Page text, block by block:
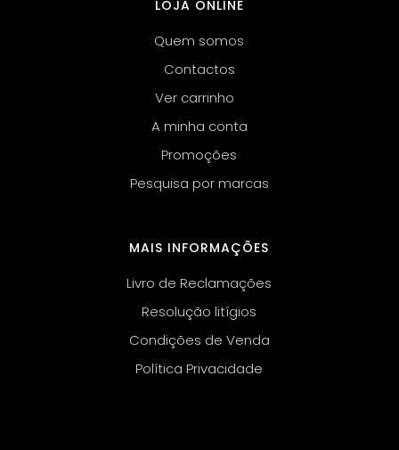
LOJA ONLINE
Quem somos
Contactos
Ver carrinho
A minha conta
Promoções
Pesquisa por marcas
MAIS INFORMAÇÕES
Livro de Reclamações
Resolução litígios
Condições de Venda
Política Privacidade